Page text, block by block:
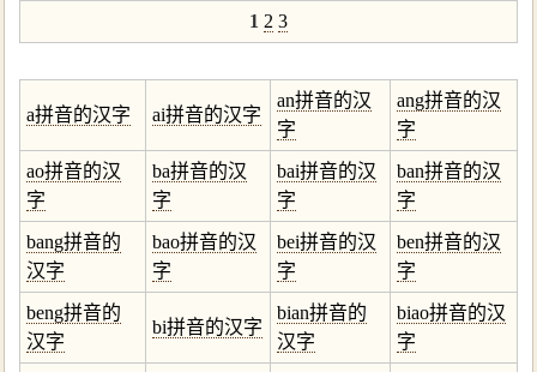
1 2 3
a拼音的汉字 ai拼音的汉字
an拼音的汉
字
ang拼音的汉
字
ao拼音的汉
字
ba拼音的汉
字
bai拼音的汉
字
ban拼音的汉
字
bang拼音的
汉字
bao拼音的汉
字
bei拼音的汉
字
ben拼音的汉
字
beng拼音的
汉字
bi拼音的汉字
bian拼音的
汉字
biao拼音的汉
字